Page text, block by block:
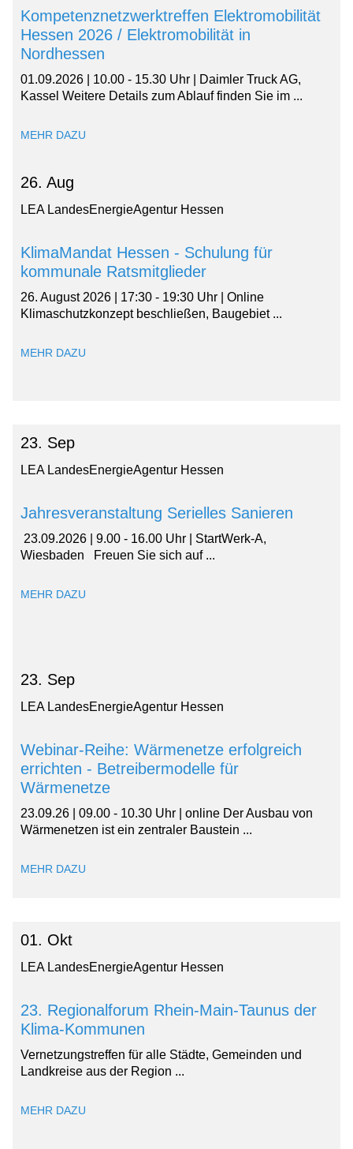
Kompetenznetzwerktreffen Elektromobilität
Hessen 2026 / Elektromobilität in
Nordhessen
01.09.2026 | 10.00 - 15.30 Uhr | Daimler Truck AG,
Kassel Weitere Details zum Ablauf finden Sie im ...
MEHR DAZU
26. Aug
LEA LandesEnergieAgentur Hessen
KlimaMandat Hessen - Schulung für
kommunale Ratsmitglieder
26. August 2026 | 17:30 - 19:30 Uhr | Online
Klimaschutzkonzept beschließen, Baugebiet ...
MEHR DAZU
23. Sep
LEA LandesEnergieAgentur Hessen
Jah­res­ver­an­stal­tung Se­ri­el­les Sa­nie­ren
23.09.2026 | 9.00 - 16.00 Uhr | Start­Werk-A,
Wiesbaden Freu­en Sie sich auf ...
MEHR DAZU
23. Sep
LEA LandesEnergieAgentur Hessen
Webinar-Reihe: Wärmenetze erfolgreich
errichten - Betreibermodelle für
Wärmenetze
23.09.26 | 09.00 - 10.30 Uhr | online Der Ausbau von
Wärmenetzen ist ein zentraler Baustein ...
MEHR DAZU
01. Okt
LEA LandesEnergieAgentur Hessen
23. Regionalforum Rhein-Main-Taunus der
Klima-Kommunen
Vernetzungstreffen für alle Städte, Gemeinden und
Landkreise aus der Region ...
MEHR DAZU